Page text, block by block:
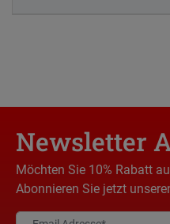
Newsletter
Möchten Sie 10% Rabatt
Abonnieren Sie jetzt